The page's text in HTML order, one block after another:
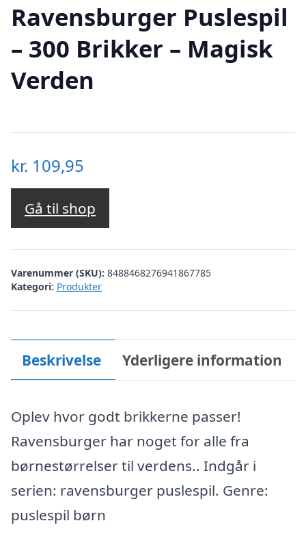
Ravensburger Puslespil
– 300 Brikker – Magisk
Verden
kr. 109,95
Gå til shop
Varenummer (SKU): 8488468276941867785
Kategori: Produkter
Beskrivelse Yderligere information
Oplev hvor godt brikkerne passer!
Ravensburger har noget for alle fra
børnestørrelser til verdens.. Indgår i
serien: ravensburger puslespil. Genre:
puslespil børn